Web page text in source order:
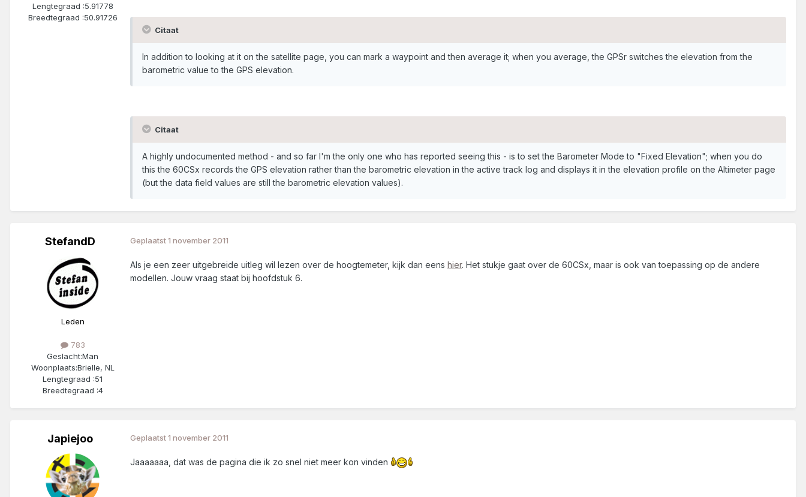
Lengtegraad :5.91778
Breedtegraad :50.91726
Citaat
In addition to looking at it on the satellite page, you can mark a waypoint and then average it; when you average, the GPSr switches the elevation from the
barometric value to the GPS elevation.
Citaat
A highly undocumented method - and so far I'm the only one who has reported seeing this - is to set the Barometer Mode to "Fixed Elevation"; when you do
this the 60CSx records the GPS elevation rather than the barometric elevation in the active track log and displays it in the elevation profile on the Altimeter page
(but the data field values are still the barometric elevation values).
StefandD
Leden
783
Geslacht:Man
Woonplaats:Brielle, NL
Lengtegraad :51
Breedtegraad :4
Geplaatst1 november 2011
Als je een zeer uitgebreide uitleg wil lezen over de hoogtemeter, kijk dan eens hier. Het stukje gaat over de 60CSx, maar is ook van toepassing op de andere
modellen. Jouw vraag staat bij hoofdstuk 6.
Japiejoo Geplaatst1 november 2011
Jaaaaaaa, dat was de pagina die ik zo snel niet meer kon vinden